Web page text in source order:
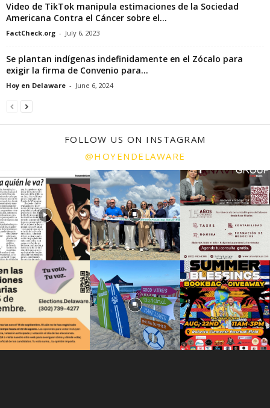
Video de TikTok manipula estimaciones de la Sociedad
Americana Contra el Cáncer sobre el...
FactCheck.org - July 6, 2023
Se plantan indígenas indefinidamente en el Zócalo para
exigir la firma de Convenio para...
Hoy en Delaware - June 6, 2024
FOLLOW US ON INSTAGRAM
@HOYENDELAWARE